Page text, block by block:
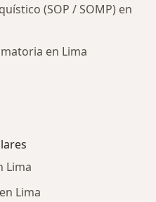
(SOP / SOMP) en
en Lima
Lima
Lima